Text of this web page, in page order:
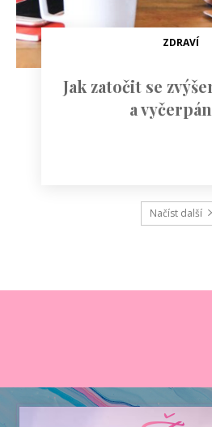
ZDRAVÍ
Jak zatočit se
a
Načíst další